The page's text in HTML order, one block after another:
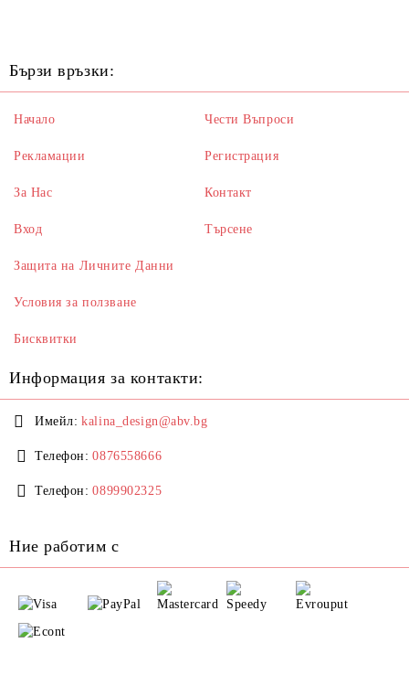
Бързи връзки:
Начало
Рекламации
За Нас
Вход
Чести Въпроси
Регистрация
Контакт
Търсене
Защита на Личните Данни
Условия за ползване
Бисквитки
Информация за контакти:
Имейл: kalina_design@abv.bg
Телефон: 0876558666
Телефон: 0899902325
Ние работим с